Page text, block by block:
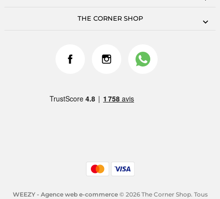
THE CORNER SHOP
WEEZY - Agence web e-commerce© 2026 The Corner Shop. Tous